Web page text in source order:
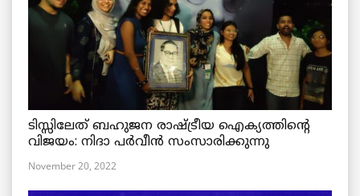
ടിസ്സിലേത് ബഹുജന രാഷ്ട്രീയ ഐക്യത്തിന്റെ
വിജയം: നിദാ പർവീൻ സംസാരിക്കുന്നു
November 20, 2022